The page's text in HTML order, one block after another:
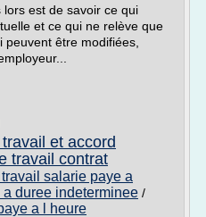
est de savoir ce qui
et ce qui ne relève que
être modifiées,
et accord
travail contrat
salarie paye a
duree indeterminee /
a l heure